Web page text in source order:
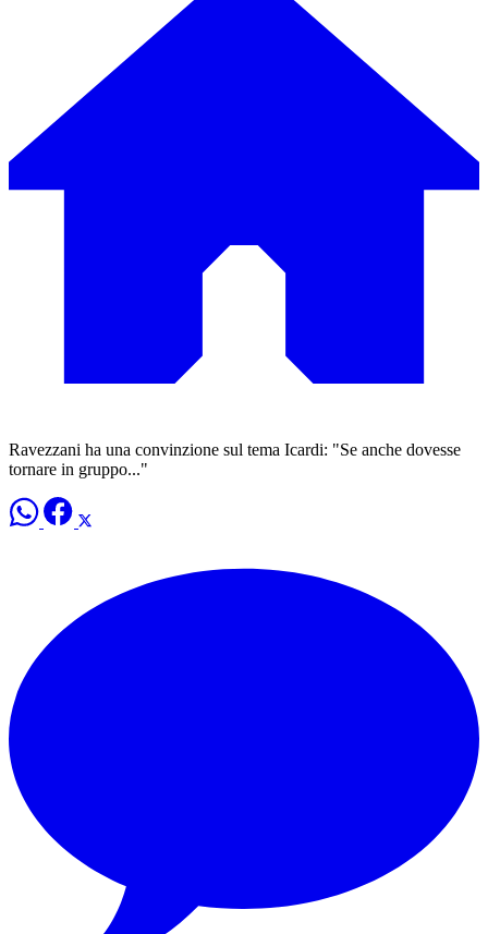
Ravezzani ha una convinzione sul tema Icardi: "Se anche dovesse
tornare in gruppo..."